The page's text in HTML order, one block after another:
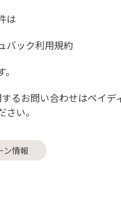
は
バック利用規約
るお問い合わせはペイデ
さい。
ン情報